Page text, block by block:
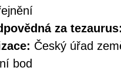
za
Český úřad
bod